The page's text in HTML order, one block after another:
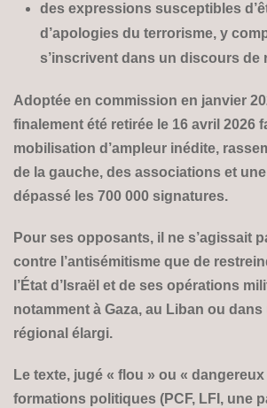
des expressions susceptibles
d’apologies du terrorisme, y
s’inscrivent dans un discours de
Adoptée en commission en janvier
finalement été retirée le 16 avril 2026
mobilisation d’ampleur inédite,
de la gauche, des associations et
dépassé les 700 000 signatures.
Pour ses opposants, il ne s’agissait
contre l’antisémitisme que de
l’État d’Israël et de ses opérations
notamment à Gaza, au Liban ou
régional élargi.
Le texte, jugé « flou » ou «
formations politiques (PCF, LFI, une